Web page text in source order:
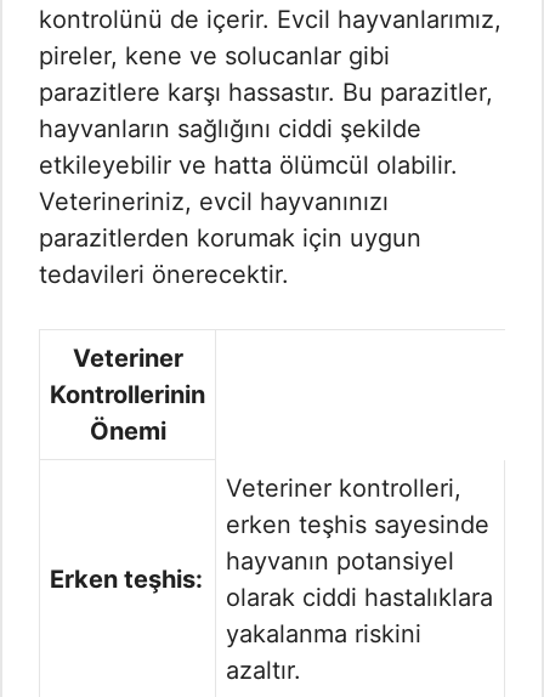
kontrolünü de içerir. Evcil hayvanlarımız,
pireler, kene ve solucanlar gibi
parazitlere karşı hassastır. Bu parazitler,
hayvanların sağlığını ciddi şekilde
etkileyebilir ve hatta ölümcül olabilir.
Veterineriniz, evcil hayvanınızı
parazitlerden korumak için uygun
tedavileri önerecektir.
Veteriner
Kontrollerinin
Önemi
Erken teşhis:
Veteriner kontrolleri,
erken teşhis sayesinde
hayvanın potansiyel
olarak ciddi hastalıklara
yakalanma riskini
azaltır.